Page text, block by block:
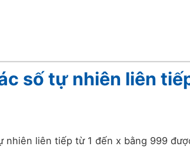
số tự nhiên liên
liên tiếp từ 1 đến x bằng 999